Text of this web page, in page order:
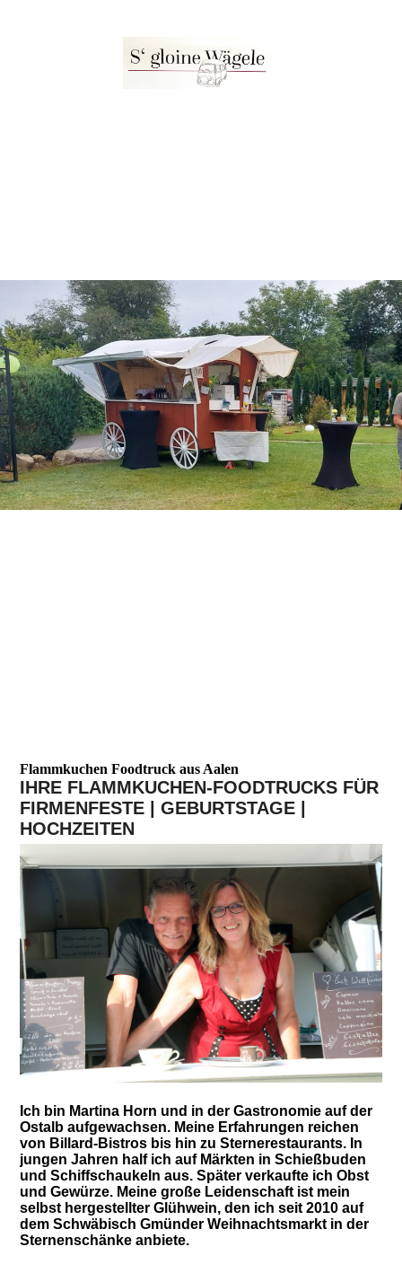
Flammkuchen Foodtruck aus Aalen
IHRE FLAMMKUCHEN-FOODTRUCKS FÜR
FIRMEN­FESTE | GEBURTSTAGE |
HOCHZEITEN
Ich bin Martina Horn und in der Gastronomie auf der
Ostalb aufgewachsen. Meine Erfahrungen reichen
von Billard-Bistros bis hin zu Sternerestaurants. In
jungen Jahren half ich auf Märkten in Schießbuden
und Schiffschaukeln aus. Später verkaufte ich Obst
und Gewürze. Meine große Leidenschaft ist mein
selbst hergestellter Glühwein, den ich seit 2010 auf
dem Schwäbisch Gmünder Weihnachtsmarkt in der
Sternenschänke anbiete.